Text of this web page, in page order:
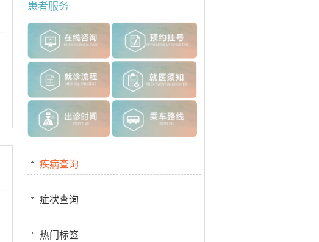
患者服务
疾病查询
症状查询
热门标签